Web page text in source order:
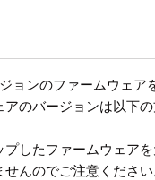
ョンのファームウェア
アのバージョンは以下
したファームウェア
んのでご注意ください